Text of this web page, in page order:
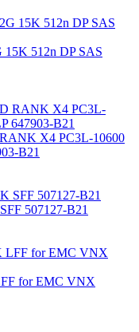
15K 512n DP SAS
X4 PC3L-10600
B21
507127-B21
for EMC VNX